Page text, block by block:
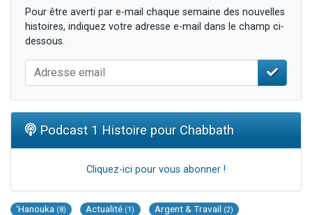
Pour être averti par e-mail chaque semaine des nouvelles
histoires, indiquez votre adresse e-mail dans le champ ci-
dessous.
Podcast 1 Histoire pour Chabbath
Cliquez-ici pour vous abonner !
'Hanouka (8) Actualité (1) Argent & Travail (2)